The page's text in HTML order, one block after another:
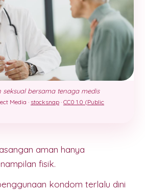
seksual bersama tenaga medis
Media · stocksnap · CC0 1.0 (Public
aman hanya
fisik.
kondom terlalu dini